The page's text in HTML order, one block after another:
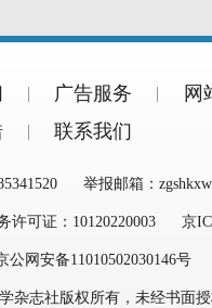
广告服务
网
联系我们
举报邮箱：
许可证：10120220003 京
公网安备11010502030146号
杂志社版权所有，未经书面